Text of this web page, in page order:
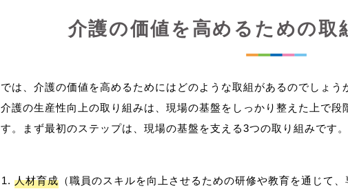
介護の価値を高めるための取
では、介護の価値を高めるためにはどのような取組があるのでしょう
介護の生産性向上の取り組みは、現場の基盤をしっかり整えた上で段
人材育成 （職員のスキルを向上させるための研修や教育を通じて、